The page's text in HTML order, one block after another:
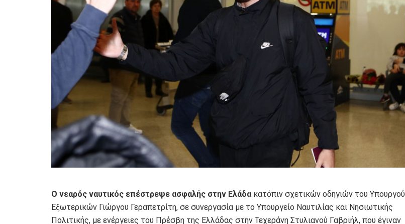
Ο νεαρός ναυτικός επέστρεψε ασφαλής στην Ελάδα κατόπιν σχετικών οδηγιών του Υπουργού
Εξωτερικών Γιώργου Γεραπετρίτη, σε συνεργασία με το Υπουργείο Ναυτιλίας και Νησιωτικής
Πολιτικής, με ενέργειες του Πρέσβη της Ελλάδας στην Τεχεράνη Στυλιανού Γαβριήλ, που έγιναν